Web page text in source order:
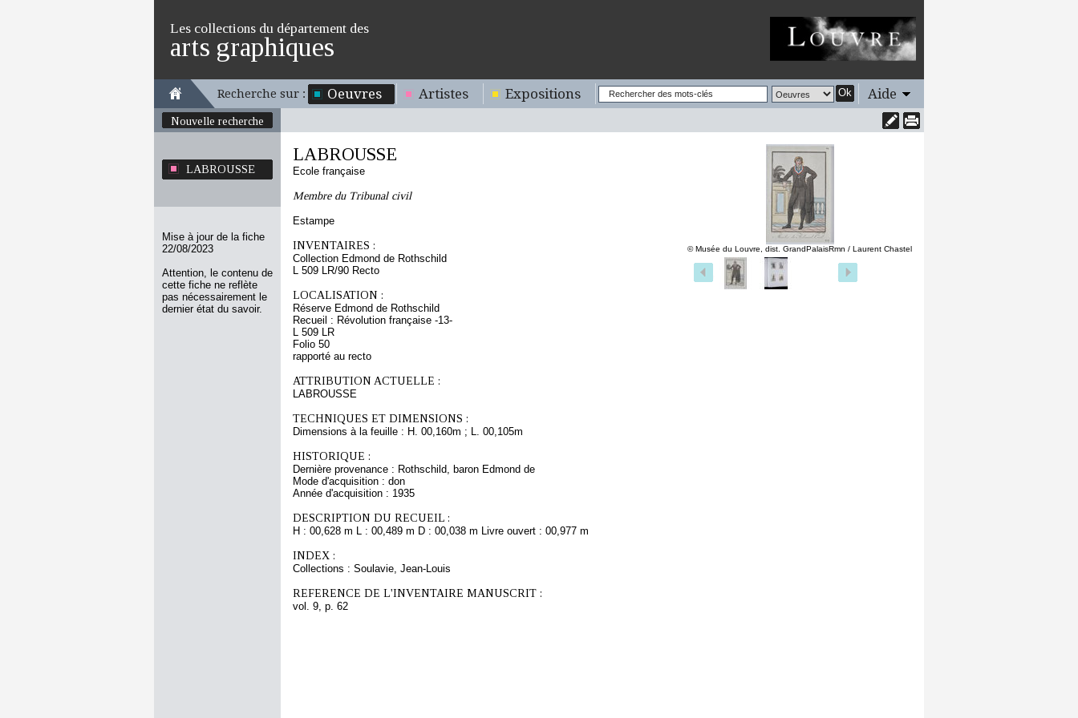
Les collections du département des
arts graphiques
Recherche sur : Oeuvres Artistes Expositions Ok Aide
Nouvelle recherche
LABROUSSE
Mise à jour de la fiche
22/08/2023
Attention, le contenu de
cette fiche ne reflète
pas nécessairement le
dernier état du savoir.
© Musée du Louvre, dist. GrandPalaisRmn / Laurent Chastel
LABROUSSE
Ecole française
Membre du Tribunal civil
Estampe
INVENTAIRES :
Collection Edmond de Rothschild
L 509 LR/90 Recto
LOCALISATION :
Réserve Edmond de Rothschild
Recueil : Révolution française -13-
L 509 LR
Folio 50
rapporté au recto
ATTRIBUTION ACTUELLE :
LABROUSSE
TECHNIQUES ET DIMENSIONS :
Dimensions à la feuille : H. 00,160m ; L. 00,105m
HISTORIQUE :
Dernière provenance : Rothschild, baron Edmond de
Mode d'acquisition : don
Année d'acquisition : 1935
DESCRIPTION DU RECUEIL :
H : 00,628 m L : 00,489 m D : 00,038 m Livre ouvert : 00,977 m
INDEX :
Collections : Soulavie, Jean-Louis
REFERENCE DE L'INVENTAIRE MANUSCRIT :
vol. 9, p. 62